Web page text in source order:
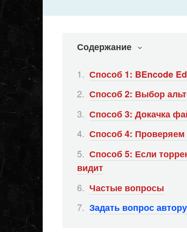
Содержание
Способ 1: BEncode
Способ 2: Выбор
Способ 3: Докачка
Способ 4: Проверяем
Способ 5: Если
видит
Частые вопросы
Задать вопрос